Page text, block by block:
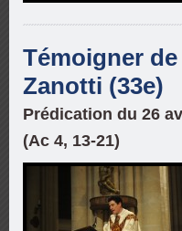
Témoigner
Zanotti (33e)
Prédication du 26
(Ac 4, 13-21)